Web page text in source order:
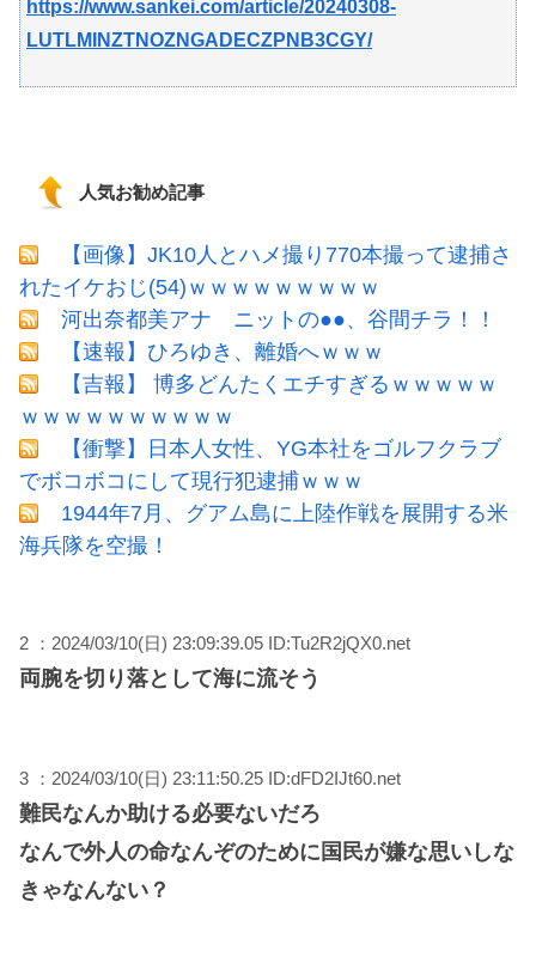
https://www.sankei.com/article/20240308-
LUTLMINZTNOZNGADECZPNB3CGY/
人気お勧め記事
【画像】JK10人とハメ撮り770本撮って逮捕さ
れたイケおじ(54)ｗｗｗｗｗｗｗｗｗ
河出奈都美アナ ニットの●●、谷間チラ！！
【速報】ひろゆき、離婚へｗｗｗ
【吉報】 博多どんたくエチすぎるｗｗｗｗｗ
ｗｗｗｗｗｗｗｗｗｗ
【衝撃】日本人女性、YG本社をゴルフクラブ
でボコボコにして現行犯逮捕ｗｗｗ
1944年7月、グアム島に上陸作戦を展開する米
海兵隊を空撮！
2 ：2024/03/10(日) 23:09:39.05 ID:Tu2R2jQX0.net
両腕を切り落として海に流そう
3 ：2024/03/10(日) 23:11:50.25 ID:dFD2IJt60.net
難民なんか助ける必要ないだろ
なんで外人の命なんぞのために国民が嫌な思いしな
きゃなんない？